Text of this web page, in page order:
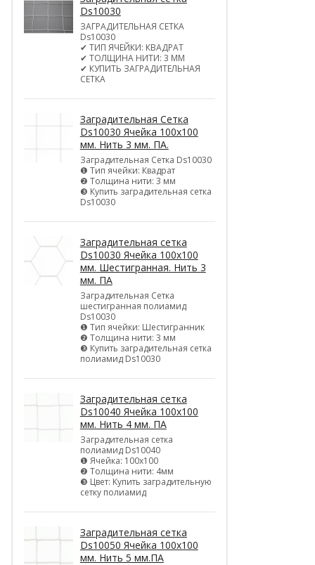
Ds10030
ЗАГРАДИТЕЛЬНАЯ СЕТКА
Ds10030
✔ ТИП ЯЧЕЙКИ: КВАДРАТ
✔ ТОЛЩИНА НИТИ: 3 ММ
✔ КУПИТЬ ЗАГРАДИТЕЛЬНАЯ
СЕТКА
Заградительная Сетка
Ds10030 Ячейка 100х100
мм. Нить 3 мм. ПА.
Заградительная Сетка Ds10030
❶ Тип ячейки: Квадрат
❷ Толщина нити: 3 мм
❸ Купить заградительная сетка
Ds10030
Заградительная сетка
Ds10030 Ячейка 100х100
мм. Шестигранная. Нить 3
мм. ПА
Заградительная Сетка
шестигранная полиамид
Ds10030
❶ Тип ячейки: Шестигранник
❷ Толщина нити: 3 мм
❸ Купить заградительная сетка
полиамид Ds10030
Заградительная сетка
Ds10040 Ячейка 100х100
мм. Нить 4 мм. ПА
Заградительная сетка
полиамид Ds10040
❶ Ячейка: 100х100
❷ Толщина нити: 4мм
❸ Цвет: Купить заградительную
сетку полиамид
Заградительная сетка
Ds10050 Ячейка 100х100
мм. Нить 5 мм.ПА